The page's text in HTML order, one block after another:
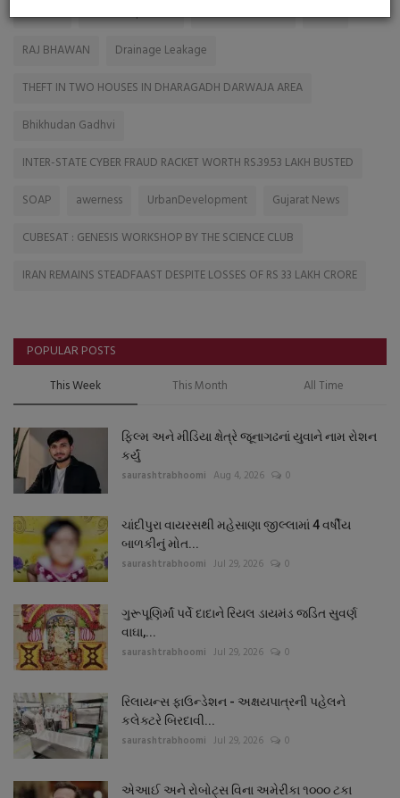
EPSTINE Reel Competition SAURASTRA RAIN
Fever
RAJ BHAWAN
Drainage Leakage
THEFT IN TWO HOUSES IN DHARAGADH DARWAJA AREA
Bhikhudan Gadhvi
INTER-STATE CYBER FRAUD RACKET WORTH RS.39.53 LAKH BUSTED
SOAP
awerness UrbanDevelopment
Gujarat News
CUBESAT : GENESIS WORKSHOP BY THE SCIENCE CLUB
IRAN REMAINS STEADFAAST DESPITE LOSSES OF RS 33 LAKH CRORE
POPULAR POSTS
This Week This Month All Time
ફિલ્મ અને મીડિયા ક્ષેત્રે જૂનાગઢનાં યુવાને નામ રોશન
કર્યું
saurashtrabhoomi Aug 4, 2026 0
ચાંદીપુરા વાયરસથી મહેસાણા જીલ્લામાં 4 વર્ષીય
બાળકીનું મોત...
saurashtrabhoomi Jul 29, 2026 0
ગુરૂપૂણિર્માં પર્વે દાદાને રિયલ ડાયમંડ જડિત સુવર્ણ
વાઘા,...
saurashtrabhoomi Jul 29, 2026 0
રિલાયન્સ ફાઉન્ડેશન - અક્ષયપાત્રની પહેલને
કલેક્ટરે બિરદાવી...
saurashtrabhoomi Jul 29, 2026 0
એઆઈ અને રોબોટ્સ વિના અમેરીકા ૧૦૦૦ ટકા